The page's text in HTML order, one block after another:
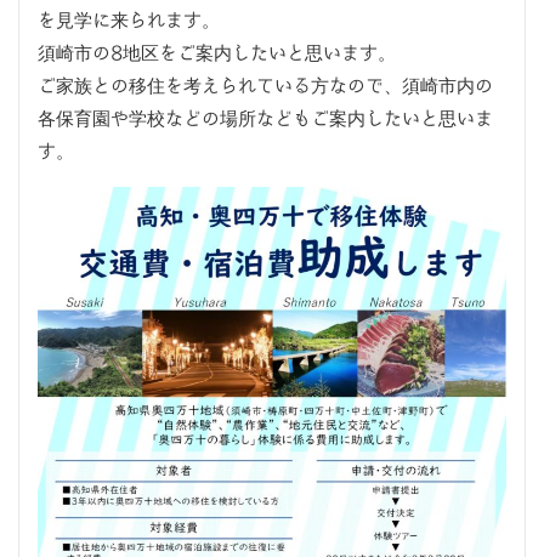
を見学に来られます。
須崎市の8地区をご案内したいと思います。
ご家族との移住を考えられている方なので、須崎市内の
各保育園や学校などの場所などもご案内したいと思いま
す。